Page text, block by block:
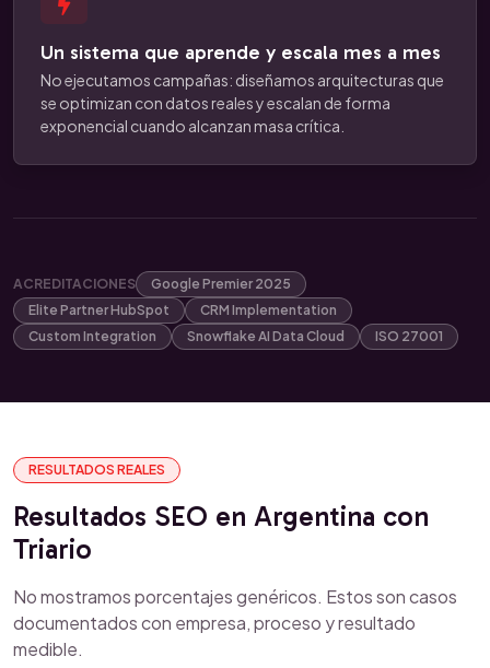
Un sistema que aprende y escala mes a mes
No ejecutamos campañas: diseñamos arquitecturas que
se optimizan con datos reales y escalan de forma
exponencial cuando alcanzan masa crítica.
ACREDITACIONES
Google Premier 2025
Elite Partner HubSpot
CRM Implementation
Custom Integration
Snowflake AI Data Cloud ISO 27001
RESULTADOS REALES
Resultados SEO en Argentina con
Triario
No mostramos porcentajes genéricos. Estos son casos
documentados con empresa, proceso y resultado
medible.